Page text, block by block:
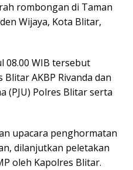
rombongan di Taman
Wijaya, Kota Blitar,
08.00 WIB tersebut
AKBP Rivanda dan
(PJU) Polres Blitar serta
upacara penghormatan
dilanjutkan peletakan
oleh Kapolres Blitar.